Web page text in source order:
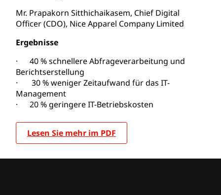
Mr. Prapakorn Sitthichaikasem, Chief Digital
Officer (CDO), Nice Apparel Company Limited
Ergebnisse
· 40 % schnellere Abfrageverarbeitung und
Berichtserstellung
· 30 % weniger Zeitaufwand für das IT-
Management
· 20 % geringere IT-Betriebskosten
Lesen Sie mehr im PDF